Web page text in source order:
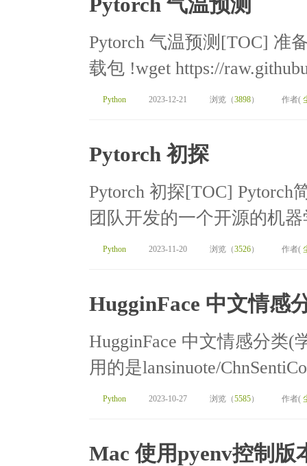
Pytorch 气温预测
Pytorch 气温预测[TOC] 准
载包 !wget https://
Python 2023-12-21 浏览（3898） 作者(
Pytorch 初探
Pytorch 初探[TOC] Pytorch
团队开发的一个开源的机
Python 2023-11-20 浏览（3526） 作者(
HugginFace 中文情感
HugginFace 中文情感分类
用的是lansinuote/
Python 2023-10-27 浏览（5585） 作者(
Mac 使用pyenv控制版